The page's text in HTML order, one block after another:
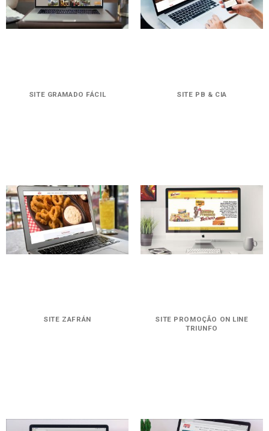
SITE GRAMADO FÁCIL SITE PB & CIA
SITE ZAFRÁN
SITE PROMOÇÃO ON LINE
TRIUNFO